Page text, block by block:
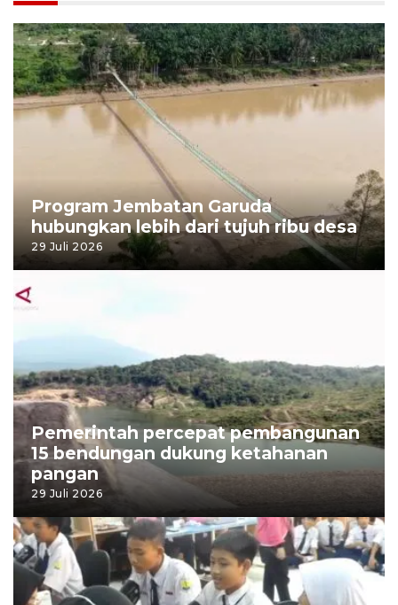
Program Jembatan Garuda
hubungkan lebih dari tujuh ribu desa
29 Juli 2026
Pemerintah percepat pembangunan
15 bendungan dukung ketahanan
pangan
29 Juli 2026